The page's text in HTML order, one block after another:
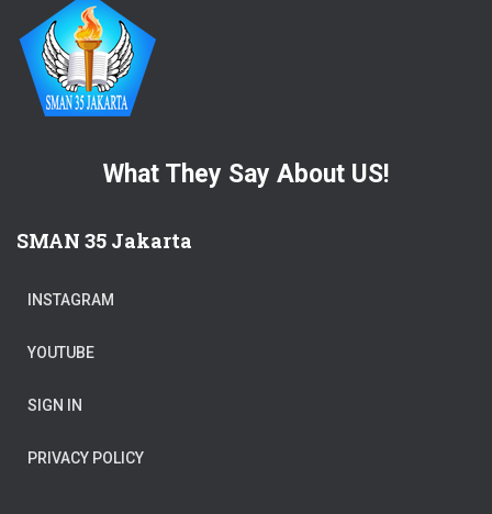
What They Say About US!
SMAN 35 Jakarta
INSTAGRAM
YOUTUBE
SIGN IN
PRIVACY POLICY